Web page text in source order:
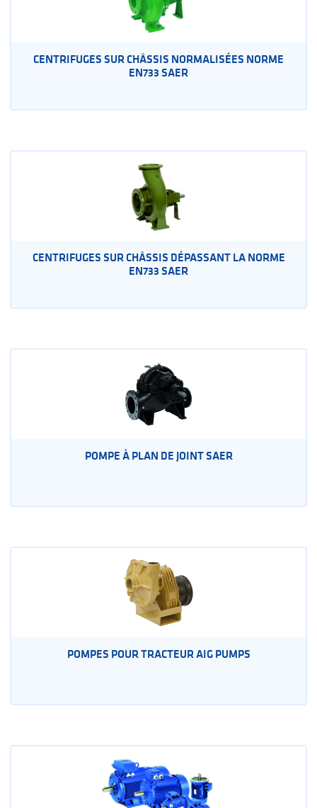
CENTRIFUGES SUR CHÂSSIS NORMALISÉES NORME
EN733 SAER
CENTRIFUGES SUR CHÂSSIS DÉPASSANT LA NORME
EN733 SAER
POMPE À PLAN DE JOINT SAER
POMPES POUR TRACTEUR AIG PUMPS